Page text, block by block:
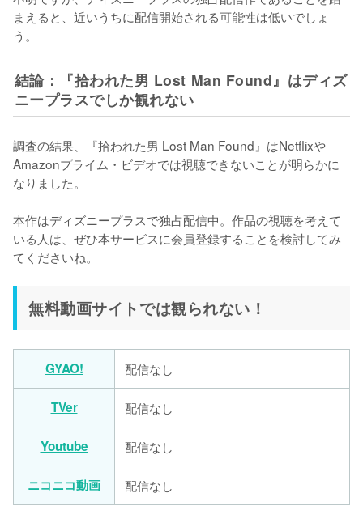
まえると、近いうちに配信開始される可能性は低いでしょ
う。
結論：『拾われた男 Lost Man Found』はディズ
ニープラスでしか観れない
調査の結果、『拾われた男 Lost Man Found』はNetflixや
Amazonプライム・ビデオでは視聴できないことが明らかに
なりました。
本作はディズニープラスで独占配信中。作品の視聴を考えて
いる人は、ぜひ本サービスに会員登録することを検討してみ
てくださいね。
無料動画サイトでは観られない！
GYAO! 配信なし
TVer 配信なし
Youtube 配信なし
ニコニコ動画 配信なし